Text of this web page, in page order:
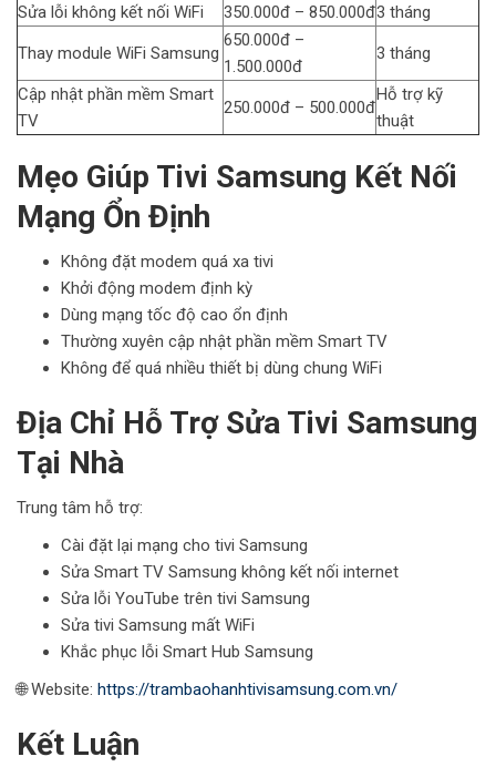
Sửa lỗi không kết nối WiFi 350.000đ – 850.000đ3 tháng
Thay module WiFi Samsung
650.000đ –
1.500.000đ
3 tháng
Cập nhật phần mềm Smart
TV
250.000đ – 500.000đ
Hỗ trợ kỹ
thuật
Mẹo Giúp Tivi Samsung Kết Nối
Mạng Ổn Định
Không đặt modem quá xa tivi
Khởi động modem định kỳ
Dùng mạng tốc độ cao ổn định
Thường xuyên cập nhật phần mềm Smart TV
Không để quá nhiều thiết bị dùng chung WiFi
Địa Chỉ Hỗ Trợ Sửa Tivi Samsung
Tại Nhà
Trung tâm hỗ trợ:
Cài đặt lại mạng cho tivi Samsung
Sửa Smart TV Samsung không kết nối internet
Sửa lỗi YouTube trên tivi Samsung
Sửa tivi Samsung mất WiFi
Khắc phục lỗi Smart Hub Samsung
🌐 Website: https://trambaohanhtivisamsung.com.vn/
Kết Luận